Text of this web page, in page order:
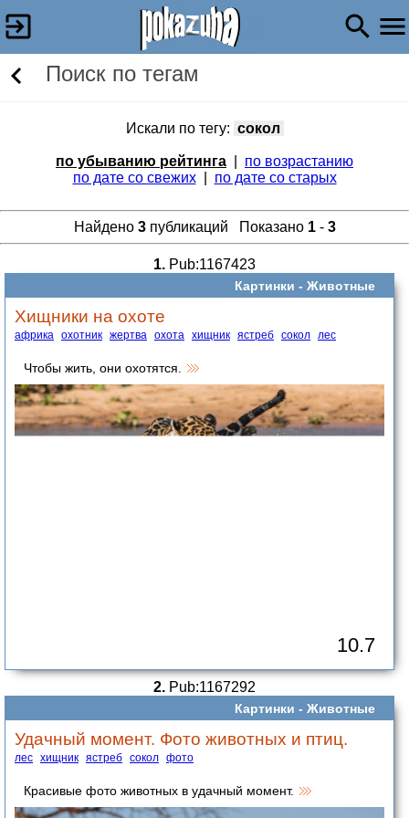
Поиск по тегам
Искали по тегу: сокол
по убыванию рейтинга
по возрастанию
по дате со свежих| по дате со старых
Найдено 3публикаций Показано 1- 3
1. Pub:1167423
Картинки - Животные
Хищники на охоте
африка охотник жертва охота хищник ястреб сокол лес
Чтобы жить, они охотятся.
10.7
2. Pub:1167292
Картинки - Животные
Удачный момент. Фото животных и птиц.
лес хищник ястреб сокол фото
Красивые фото животных в удачный момент.